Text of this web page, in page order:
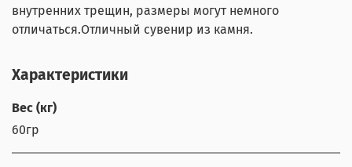
внутренних трещин, размеры могут немного
отличаться.Отличный сувенир из камня.
Характеристики
Вес (кг)
60гр